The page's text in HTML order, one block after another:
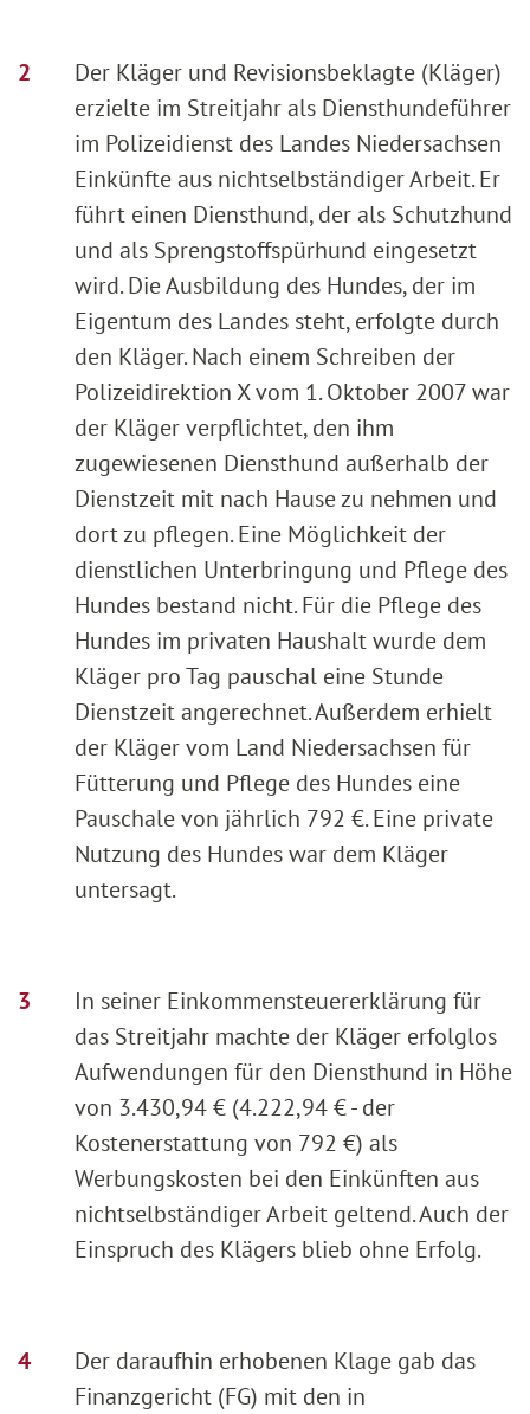
Der Kläger und Revisionsbeklagte (Kläger)
erzielte im Streitjahr als Diensthundeführer
im Polizeidienst des Landes Niedersachsen
Einkünfte aus nichtselbständiger Arbeit. Er
führt einen Diensthund, der als Schutzhund
und als Sprengstoffspürhund eingesetzt
wird. Die Ausbildung des Hundes, der im
Eigentum des Landes steht, erfolgte durch
den Kläger. Nach einem Schreiben der
Polizeidirektion X vom 1. Oktober 2007 war
der Kläger verpflichtet, den ihm
zugewiesenen Diensthund außerhalb der
Dienstzeit mit nach Hause zu nehmen und
dort zu pflegen. Eine Möglichkeit der
dienstlichen Unterbringung und Pflege des
Hundes bestand nicht. Für die Pflege des
Hundes im privaten Haushalt wurde dem
Kläger pro Tag pauschal eine Stunde
Dienstzeit angerechnet. Außerdem erhielt
der Kläger vom Land Niedersachsen für
Fütterung und Pflege des Hundes eine
Pauschale von jährlich 792 €. Eine private
Nutzung des Hundes war dem Kläger
untersagt.
In seiner Einkommensteuererklärung für
das Streitjahr machte der Kläger erfolglos
Aufwendungen für den Diensthund in Höhe
von 3.430,94 € (4.222,94 € - der
Kostenerstattung von 792 €) als
Werbungskosten bei den Einkünften aus
nichtselbständiger Arbeit geltend. Auch der
Einspruch des Klägers blieb ohne Erfolg.
Der daraufhin erhobenen Klage gab das
Finanzgericht (FG) mit den in